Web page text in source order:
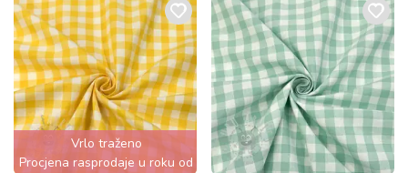
Vrlo traženo
Procjena rasprodaje u roku od